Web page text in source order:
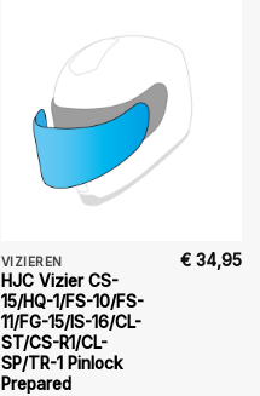
VIZIEREN
HJC Vizier CS-
15/HQ-1/FS-10/FS-
11/FG-15/IS-16/CL-
ST/CS-R1/CL-
SP/TR-1 Pinlock
Prepared
€ 34,95